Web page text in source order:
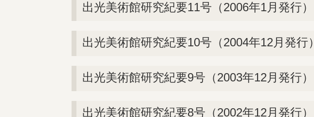
出光美術館研究紀要11号（2006年1月発行）
出光美術館研究紀要10号（2004年12月発行）
出光美術館研究紀要9号（2003年12月発行）
出光美術館研究紀要8号（2002年12月発行）